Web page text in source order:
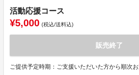
活動応援コース
¥5,000 (税込/送料込)
販売終了
ご提供予定時期：ご支援いただいた方から順次お